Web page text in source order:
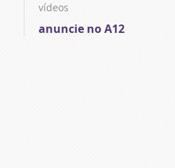
vídeos
anuncie no A12